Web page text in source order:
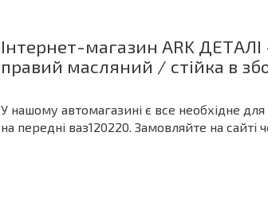
Інтернет-магазин ARK
правий масляний / стійка в
У нашому автомагазині є все необхідне
на передні ваз120220. Замовляйте на